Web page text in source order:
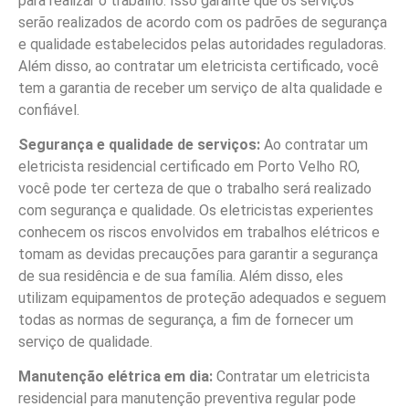
serão realizados de acordo com os padrões de segurança
e qualidade estabelecidos pelas autoridades reguladoras.
Além disso, ao contratar um eletricista certificado, você
tem a garantia de receber um serviço de alta qualidade e
confiável.
Segurança e qualidade de serviços: Ao contratar um
eletricista residencial certificado em Porto Velho RO,
você pode ter certeza de que o trabalho será realizado
com segurança e qualidade. Os eletricistas experientes
conhecem os riscos envolvidos em trabalhos elétricos e
tomam as devidas precauções para garantir a segurança
de sua residência e de sua família. Além disso, eles
utilizam equipamentos de proteção adequados e seguem
todas as normas de segurança, a fim de fornecer um
serviço de qualidade.
Manutenção elétrica em dia: Contratar um eletricista
residencial para manutenção preventiva regular pode